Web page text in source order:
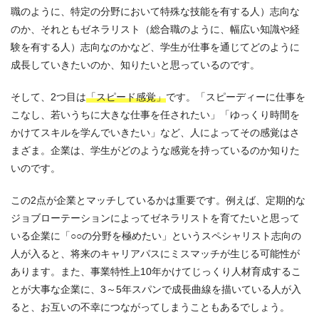
職のように、特定の分野において特殊な技能を有する人）志向な
のか、それともゼネラリスト（総合職のように、幅広い知識や経
験を有する人）志向なのかなど、学生が仕事を通じてどのように
成長していきたいのか、知りたいと思っているのです。
そして、2つ目は「スピード感覚」です。「スピーディーに仕事を
こなし、若いうちに大きな仕事を任されたい」「ゆっくり時間を
かけてスキルを学んでいきたい」など、人によってその感覚はさ
まざま。企業は、学生がどのような感覚を持っているのか知りた
いのです。
この2点が企業とマッチしているかは重要です。例えば、定期的な
ジョブローテーションによってゼネラリストを育てたいと思って
いる企業に「○○の分野を極めたい」というスペシャリスト志向の
人が入ると、将来のキャリアパスにミスマッチが生じる可能性が
あります。また、事業特性上10年かけてじっくり人材育成するこ
とが大事な企業に、3～5年スパンで成長曲線を描いている人が入
ると、お互いの不幸につながってしまうこともあるでしょう。